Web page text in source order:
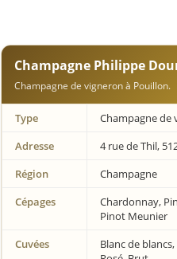
Champagne Philippe
Champagne de vigneron à Pouillon.
Type
Champagne de
Adresse
4 rue de Thil,
Région
Champagne
Cépages
Chardonnay,
Pinot Meunier
Cuvées
Blanc de